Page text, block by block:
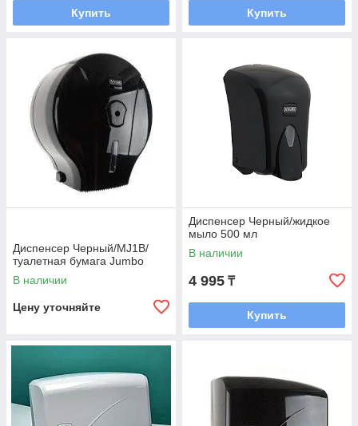
Купить Купить
Диспенсер Черный/MJ1В/
туалетная бумага Jumbo
В наличии
Цену уточняйте
Диспенсер Черный/жидкое
мыло 500 мл
В наличии
4 995 ₸
Купить